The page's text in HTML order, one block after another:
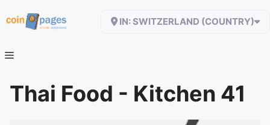
Inhalt
IN: SWITZERLAND (COUNTRY)
Thai Food - Kitchen 41